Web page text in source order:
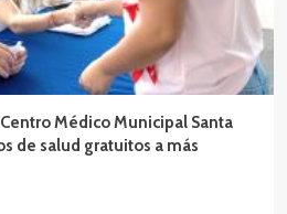
Médico Municipal Santa
de salud gratuitos a más